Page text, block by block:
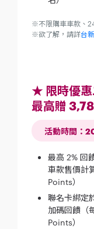
※不限購車車款、
※欲了解，請詳台
★ 限時優惠
最高贈
活動時間：
最高 2% 回
車款售價計
Points）
聯名卡綁定
加碼回饋
Points）